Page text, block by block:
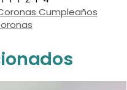
Cumpleaños